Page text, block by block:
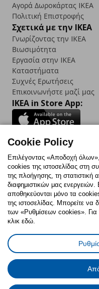
Αγορά Δωρoκάρτας IKEA
Πολιτική Επιστροφής
Σχετικά με την IKEA
Γνωρίζοντας την IKEA
Βιωσιμότητα
Εργασία στην IKEA
Καταστήματα
Συχνές Ερωτήσεις
Επικοινωνήστε μαζί μας
IKEA in Store App:
Follow us:
FacebookInstagram
TikTok
Πολιτική Cookies
Γενική
Πολιτική
Κώδικας
Cookie Policy
Επιλέγοντας «Αποδοχή
cookies της ιστοσελίδας στη
της πλοήγησης, τη στατιστική
διαφημιστικών μας
αποθηκεύονται μόνο τα
της ιστοσελίδας. Μπορείτε να
των «Ρυθμίσεων cookies». Για
κλικ εδώ.